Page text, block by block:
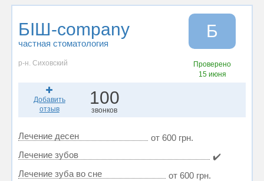
БІШ-company
частная стоматология
Б
р-н. Сиховский
Проверено
15 июня
Добавить
отзыв
100
звонков
Лечение десен
от 600 грн.
Лечение зубов
✔️
Лечение зуба во сне
от 600 грн.